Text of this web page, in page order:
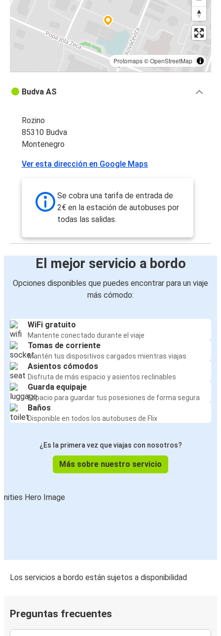
Protomaps©OpenStreetMap
Budva AS
Rozino
85310 Budva
Montenegro
Ver esta dirección en Google Maps
Se cobra una tarifa de entrada de
2€ en la estación de autobuses por
todas las salidas.
El mejor servicio a bordo
Opciones disponibles que puedes encontrar para un viaje
más cómodo:
WiFi gratuito
Mantente conectado durante el viaje
Tomas de corriente
Mantén tus dispositivos cargados mientras viajas
Asientos cómodos
Disfruta de más espacio y asientos reclinables
Guarda equipaje
Espacio para guardar tus posesiones de forma segura
Baños
Disponible en todos los autobuses de Flix
¿Es la primera vez que viajas con nosotros?
Más sobre nuestro servicio
Los servicios a bordo están sujetos a disponibilidad
Preguntas frecuentes